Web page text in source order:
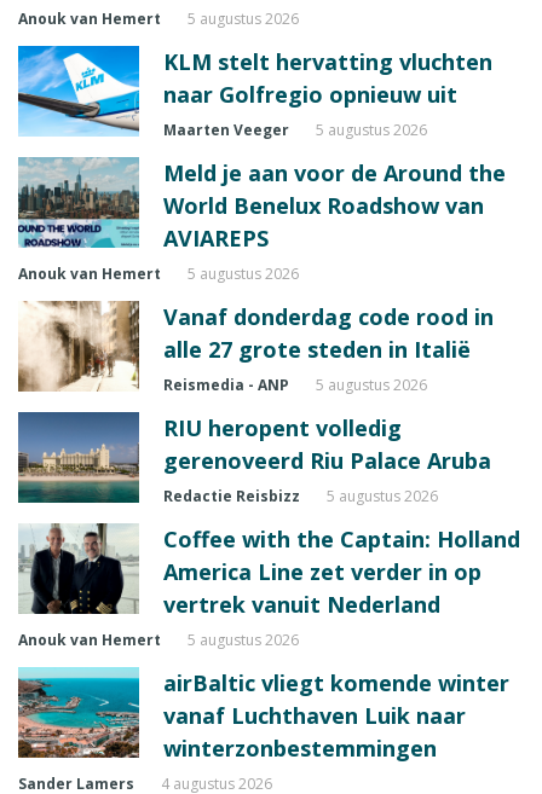
Anouk van Hemert 5 augustus 2026
KLM stelt hervatting vluchten
naar Golfregio opnieuw uit
Maarten Veeger 5 augustus 2026
Meld je aan voor de Around the
World Benelux Roadshow van
AVIAREPS
Anouk van Hemert 5 augustus 2026
Vanaf donderdag code rood in
alle 27 grote steden in Italië
Reismedia - ANP 5 augustus 2026
RIU heropent volledig
gerenoveerd Riu Palace Aruba
Redactie Reisbizz 5 augustus 2026
Coffee with the Captain: Holland
America Line zet verder in op
vertrek vanuit Nederland
Anouk van Hemert 5 augustus 2026
airBaltic vliegt komende winter
vanaf Luchthaven Luik naar
winterzonbestemmingen
Sander Lamers 4 augustus 2026